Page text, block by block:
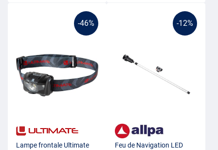
-46%
Lampe frontale Ultimate
-12%
Feu de Navigation LED